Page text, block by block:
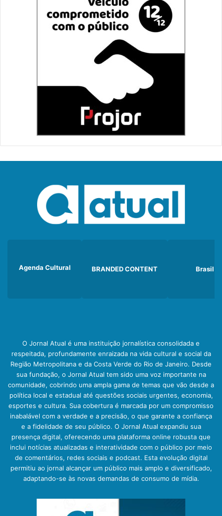
Agenda Cultural BRANDED CONTENT Brasil
O Jornal Atual é uma instituição jornalística consolidada e
respeitada, profundamente enraizada na vida cultural e social da
Região Metropolitana e da Costa Verde do Rio de Janeiro. Desde
sua fundação, o Jornal Atual tem sido uma voz importante na
comunidade, cobrindo uma ampla gama de temas que vão desde a
política local e estadual até questões sociais urgentes, economia,
esportes e cultura. Sua cobertura é marcada por um compromisso
inabalável com a verdade e a precisão, o que garante a confiança
e a fidelidade de seu público. O Jornal Atual expandiu sua
presença digital, oferecendo uma plataforma online robusta que
inclui notícias atualizadas e interatividade com o público por meio
de comentários, redes sociais e podcast. Esta evolução digital
permitiu ao jornal alcançar um público mais amplo e diversificado,
adaptando-se às novas demandas de consumo de mídia.